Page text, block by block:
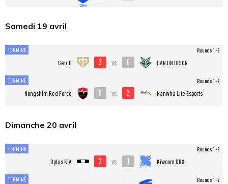
Samedi 19 avril
TERMINÉ
Gen.G 2 vs 0 HANJIN BRION
Rounds 1-2
TERMINÉ
Nongshim Red Force 0 vs 2 Hanwha Life Esports
Rounds 1-2
Dimanche 20 avril
TERMINÉ
Dplus KIA 2 vs 1 Kiwoom DRX
Rounds 1-2
TERMINÉ Rounds 1-2